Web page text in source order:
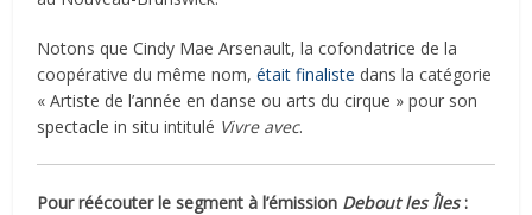
Notons que Cindy Mae Arsenault, la cofondatrice de la
coopérative du même nom,était finaliste dans la catégorie
« Artiste de l’année en danse ou arts du cirque » pour son
spectacle in situ intitulé Vivre avec.
Pour réécouter le segment à l’émission Debout les Îles: